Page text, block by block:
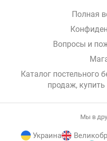
Полная
Вопросы и
Каталог постельного
продаж,
Мы в
Украина